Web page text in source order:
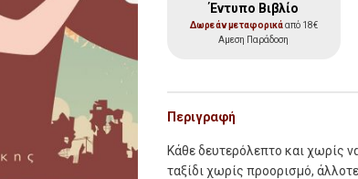
Έντυπο Βιβλίο
Δωρεάν μεταφορικάαπό 18€
Αμεση Παράδοση
Περιγραφή
Κάθε δευτερόλεπτο και χωρίς
ταξίδι χωρίς προορισμό,